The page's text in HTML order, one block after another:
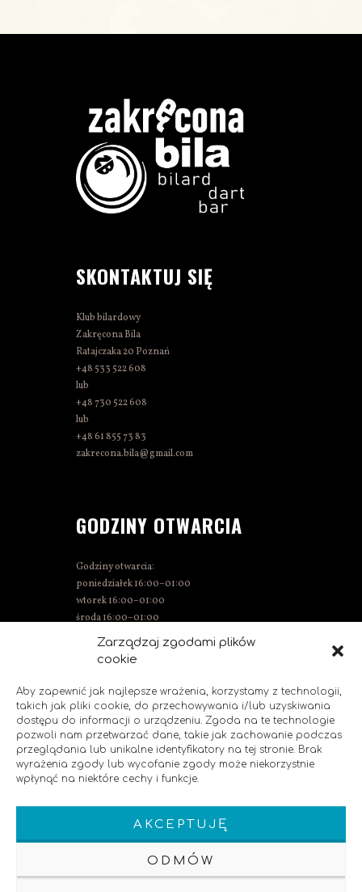
Zarządzaj zgodami plików
cookie
Aby zapewnić jak najlepsze wrażenia, korzystamy z technologii,
takich jak pliki cookie, do przechowywania i/lub uzyskiwania
dostępu do informacji o urządzeniu. Zgoda na te technologie
pozwoli nam przetwarzać dane, takie jak zachowanie podczas
przeglądania lub unikalne identyfikatory na tej stronie. Brak
wyrażenia zgody lub wycofanie zgody może niekorzystnie
wpłynąć na niektóre cechy i funkcje.
AKCEPTUJĘ
ODMÓW
SKONTAKTUJ SIĘ
Klub bilardowy
Zakręcona Bila
Ratajczaka 20 Poznań
+48 533 522 608
lub
+48 730 522 608
lub
+48 61 855 73 83
zakrecona.bila@gmail.com
GODZINY OTWARCIA
Godziny otwarcia:
poniedziałek 16:00–01:00
wtorek 16:00–01:00
środa 16:00–01:00
czwartek 15:00–01:00
piątek 15:00–02:00
niedziela 14:00–00:00
SOCIAL MEDIA